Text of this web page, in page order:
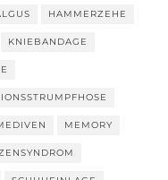
HAMMERZEHE
KNIEBANDAGE
MEMORY